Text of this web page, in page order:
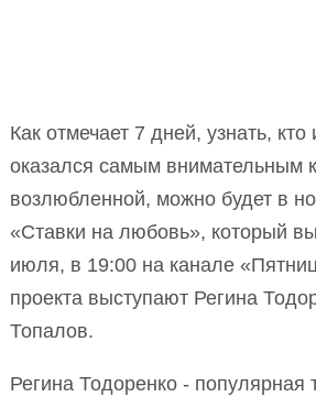
Как отмечает 7 дней, узнать, кто
оказался самым внимательным
возлюбленной, можно будет в
«Ставки на любовь», который
июля, в 19:00 на канале
проекта выступают Регина
Топалов.
Регина Тодоренко - популярная